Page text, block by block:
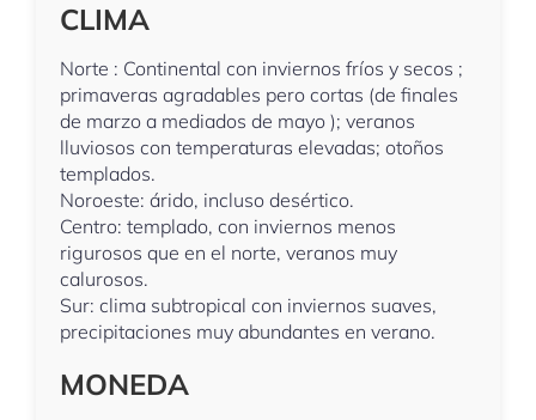
CLIMA
Norte : Continental con inviernos fríos y secos ;
primaveras agradables pero cortas (de finales
de marzo a mediados de mayo ); veranos
lluviosos con temperaturas elevadas; otoños
templados.
Noroeste: árido, incluso desértico.
Centro: templado, con inviernos menos
rigurosos que en el norte, veranos muy
calurosos.
Sur: clima subtropical con inviernos suaves,
precipitaciones muy abundantes en verano.
MONEDA